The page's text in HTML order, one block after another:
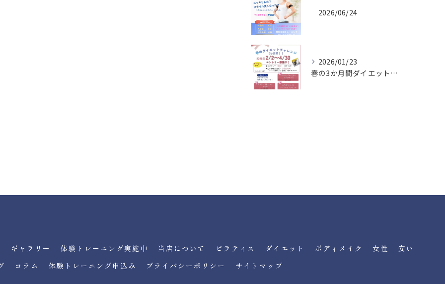
2026/06/24
2026/01/23
春の3か月間ダイエットチャレンジ！エントリー募集中
ギャラリー 体験トレーニング実施中 当店について ピラティス ダイエット ボディメイク 女性
安い
コラム 体験トレーニング申込み プライバシーポリシー サイトマップ